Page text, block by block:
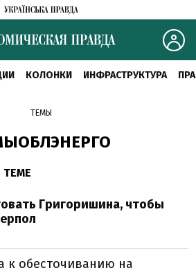
КОЛОНКИ ИНФРАСТРУКТУРА
ТЕМЫ
Григоришина, чтобы
к обесточиванию на